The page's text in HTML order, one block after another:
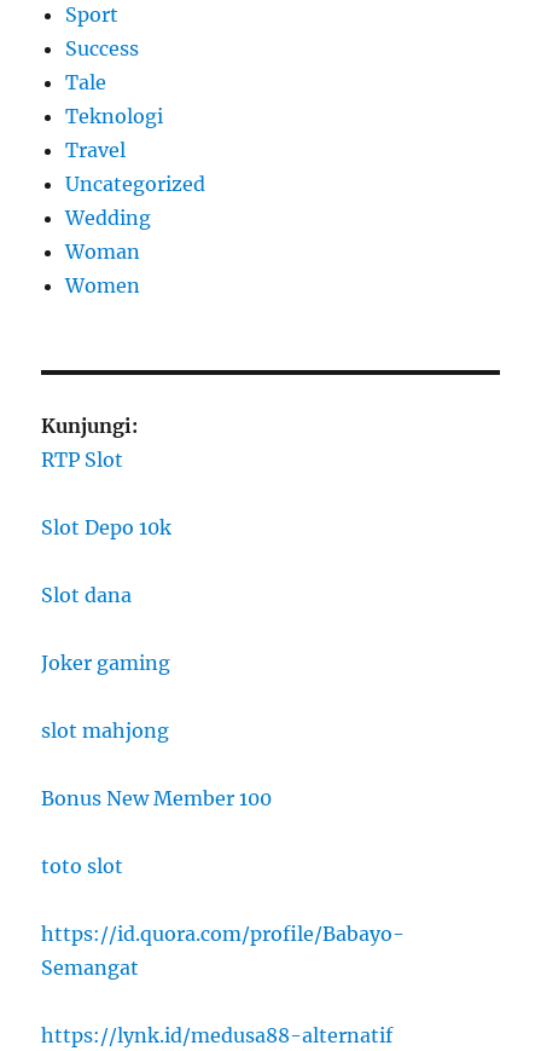
Sport
Success
Tale
Teknologi
Travel
Uncategorized
Wedding
Woman
Women
Kunjungi:
RTP Slot
Slot Depo 10k
Slot dana
Joker gaming
slot mahjong
Bonus New Member 100
toto slot
https://id.quora.com/profile/Babayo-
Semangat
https://lynk.id/medusa88-alternatif